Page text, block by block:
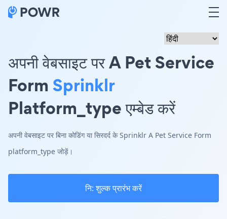
अपनी वेबसाइट पर A Pet Service
Form Sprinklr
Platform_type एम्बेड करें
अपनी वेबसाइट पर बिना कोडिंग या सिरदर्द के Sprinklr A Pet Service Form
platform_type जोड़ें।
नि: शुल्क प्रारंभ करें